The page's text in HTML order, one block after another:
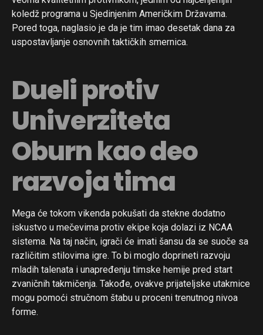
koledž programa u Sjedinjenim Američkim Državama.
Pored toga, naglasio je da je tim imao desetak dana za
uspostavljanje osnovnih taktičkih smernica.
Dueli protiv
Univerziteta
Oburn kao deo
razvoja tima
Mega će tokom vikenda pokušati da stekne dodatno
iskustvo u mečevima protiv ekipe koja dolazi iz NCAA
sistema. Na taj način, igrači će imati šansu da se suoče sa
različitim stilovima igre. To bi moglo doprineti razvoju
mladih talenata i unapređenju timske hemije pred start
zvaničnih takmičenja. Takođe, ovakve prijateljske utakmice
mogu pomoći stručnom štabu u proceni trenutnog nivoa
forme.